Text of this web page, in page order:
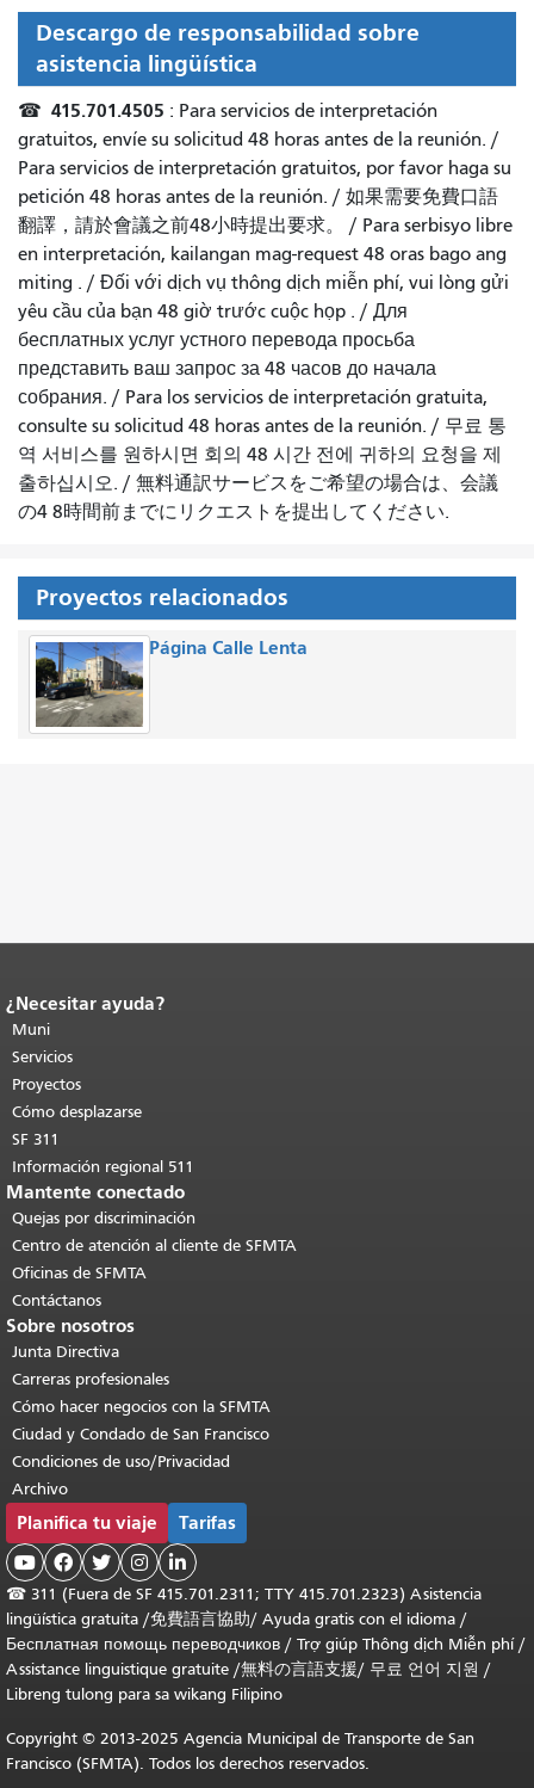
Descargo de responsabilidad sobre
asistencia lingüística
☎ 415.701.4505 : Para servicios de interpretación
gratuitos, envíe su solicitud 48 horas antes de la reunión. /
Para servicios de interpretación gratuitos, por favor haga su
petición 48 horas antes de la reunión. / 如果需要免費口語
翻譯，請於會議之前48小時提出要求。 / Para serbisyo libre
en interpretación, kailangan mag-request 48 oras bago ang
miting . / Đối với dịch vụ thông dịch miễn phí, vui lòng gửi
yêu cầu của bạn 48 giờ trước cuộc họp . / Для
бесплатных услуг устного перевода просьба
представить ваш запрос за 48 часов до начала
собрания. / Para los servicios de interpretación gratuita,
consulte su solicitud 48 horas antes de la reunión. / 무료 통
역 서비스를 원하시면 회의 48 시간 전에 귀하의 요청을 제
출하십시오. / 無料通訳サービスをご希望の場合は、会議
の4 8時間前までにリクエストを提出してください.
Proyectos relacionados
Página Calle Lenta
Fin del contenido de la página.
de esta página se repite en todas las
páginas.Volver al principio del
contenido principal
¿Necesitar ayuda?
Muni
Servicios
Proyectos
Cómo desplazarse
SF 311
Información regional 511
Mantente conectado
Quejas por discriminación
Centro de atención al cliente de SFMTA
Oficinas de SFMTA
Contáctanos
Sobre nosotros
Junta Directiva
Carreras profesionales
Cómo hacer negocios con la SFMTA
Ciudad y Condado de San Francisco
Condiciones de uso/Privacidad
Archivo
Planifica tu viaje Tarifas
    
☎ 311 (Fuera de SF 415.701.2311; TTY 415.701.2323) Asistencia
lingüística gratuita /免費語言協助/ Ayuda gratis con el idioma /
Бесплатная помощь переводчиков / Trợ giúp Thông dịch Miễn phí/
Assistance linguistique gratuite /無料の言語支援/ 무료 언어 지원 /
Libreng tulong para sa wikang Filipino
Copyright © 2013-2025 Agencia Municipal de Transporte de San
Francisco (SFMTA). Todos los derechos reservados.